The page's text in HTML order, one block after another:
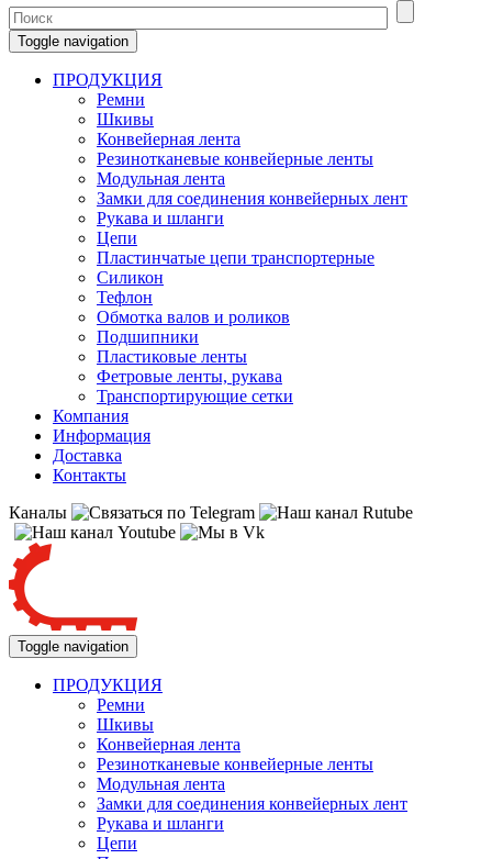
Toggle navigation
ПРОДУКЦИЯ
Ремни
Шкивы
Конвейерная лента
Резинотканевые конвейерные ленты
Модульная лента
Замки для соединения конвейерных лент
Рукава и шланги
Цепи
Пластинчатые цепи транспортерные
Силикон
Тефлон
Обмотка валов и роликов
Подшипники
Пластиковые ленты
Фетровые ленты, рукава
Транспортирующие сетки
Компания
Информация
Доставка
Контакты
Каналы
Toggle navigation
ПРОДУКЦИЯ
Ремни
Шкивы
Конвейерная лента
Резинотканевые конвейерные ленты
Модульная лента
Замки для соединения конвейерных лент
Рукава и шланги
Цепи